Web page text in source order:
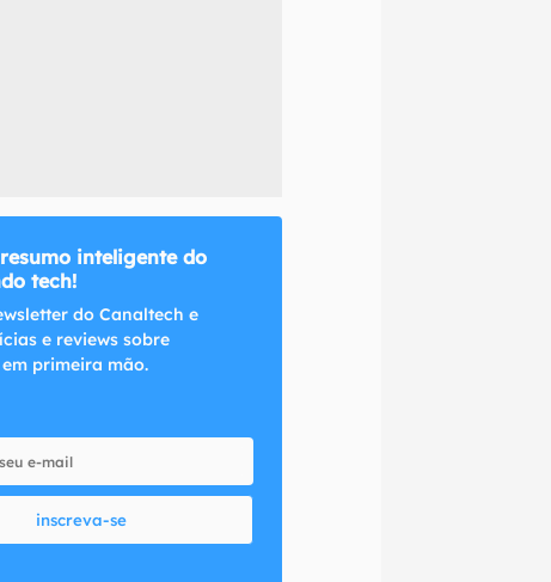
inteligente do
tech!
do Canaltech e
e reviews sobre
primeira mão.
inscreva-se